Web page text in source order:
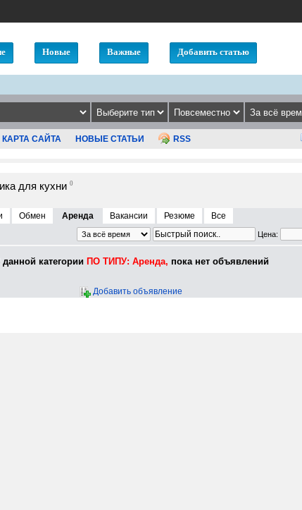
Новые Важные Добавить статью
КАРТА САЙТА НОВЫЕ СТАТЬИ RSS
для кухни 0
Обмен Аренда Вакансии Резюме Все
Цена:
данной категории ПО ТИПУ: Аренда, пока нет объявлений
Добавить объявление